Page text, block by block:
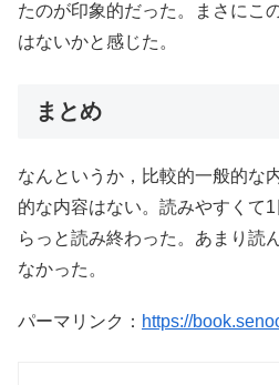
たのが印象的だった。まさにこ
はないかと感じた。
まとめ
なんというか，比較的一般的な
的な内容はない。読みやすくて
らっと読み終わった。あまり読
なかった。
パーマリンク： https://